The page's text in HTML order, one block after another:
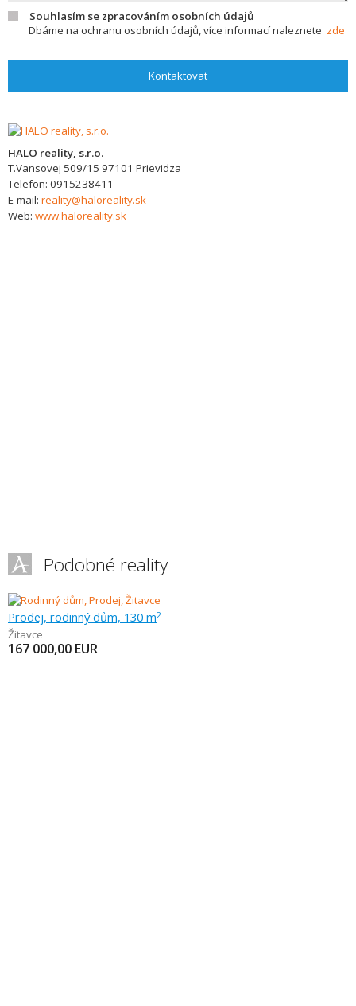
Souhlasím se zpracováním osobních údajů
Dbáme na ochranu osobních údajů, více informací naleznete zde
Kontaktovat
HALO reality, s.r.o.
T.Vansovej 509/15 97101 Prievidza
Telefon: 0915238411
E-mail: reality@haloreality.sk
Web: www.haloreality.sk
Podobné reality
Prodej, rodinný dům, 130 m2
Žitavce
167 000,00 EUR